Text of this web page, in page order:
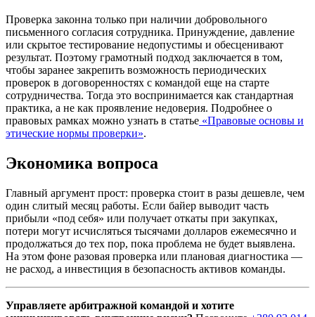
Проверка законна только при наличии добровольного
письменного согласия сотрудника. Принуждение, давление
или скрытое тестирование недопустимы и обесценивают
результат. Поэтому грамотный подход заключается в том,
чтобы заранее закрепить возможность периодических
проверок в договоренностях с командой еще на старте
сотрудничества. Тогда это воспринимается как стандартная
практика, а не как проявление недоверия. Подробнее о
правовых рамках можно узнать в статье «Правовые основы и
этические нормы проверки».
Экономика вопроса
Главный аргумент прост: проверка стоит в разы дешевле, чем
один слитый месяц работы. Если байер выводит часть
прибыли «под себя» или получает откаты при закупках,
потери могут исчисляться тысячами долларов ежемесячно и
продолжаться до тех пор, пока проблема не будет выявлена.
На этом фоне разовая проверка или плановая диагностика —
не расход, а инвестиция в безопасность активов команды.
Управляете арбитражной командой и хотите